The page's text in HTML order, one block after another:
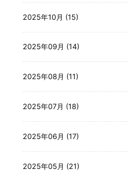
2025年10月 (15)
2025年09月 (14)
2025年08月 (11)
2025年07月 (18)
2025年06月 (17)
2025年05月 (21)